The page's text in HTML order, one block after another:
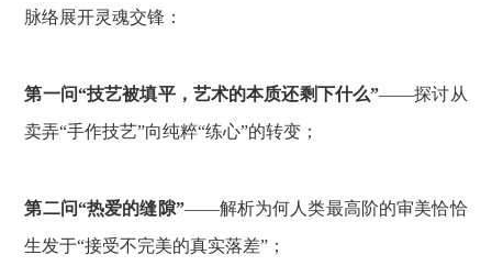
脉络展开灵魂交锋：
第一问“技艺被填平，艺术的本质还剩下什么”——探讨从
卖弄“手作技艺”向纯粹“练心”的转变；
第二问“热爱的缝隙”——解析为何人类最高阶的审美恰恰
生发于“接受不完美的真实落差”；